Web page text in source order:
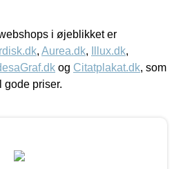
i øjeblikket er
, Aurea.dk, Illux.dk,
og Citatplakat.dk, som
gode priser.